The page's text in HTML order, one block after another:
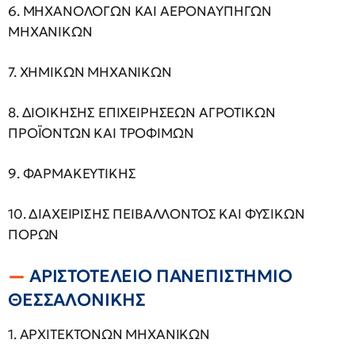
6. ΜΗΧΑΝΟΛΟΓΩΝ ΚΑΙ ΑΕΡΟΝΑΥΠΗΓΩΝ
ΜΗΧΑΝΙΚΩΝ
7. ΧΗΜΙΚΩΝ ΜΗΧΑΝΙΚΩΝ
8. ΔΙΟΙΚΗΣΗΣ ΕΠΙΧΕΙΡΗΣΕΩΝ ΑΓΡΟΤΙΚΩΝ
ΠΡΟΪΟΝΤΩΝ ΚΑΙ ΤΡΟΦΙΜΩΝ
9. ΦΑΡΜΑΚΕΥΤΙΚΗΣ
10. ΔΙΑΧΕΙΡΙΣΗΣ ΠΕΙΒΑΛΛΟΝΤΟΣ ΚΑΙ ΦΥΣΙΚΩΝ
ΠΟΡΩΝ
AΡΙΣΤΟΤΕΛΕΙΟ ΠΑΝΕΠΙΣΤΗΜΙΟ
ΘΕΣΣΑΛΟΝΙΚΗΣ
1. ΑΡΧΙΤΕΚΤΟΝΩΝ ΜΗΧΑΝΙΚΩΝ